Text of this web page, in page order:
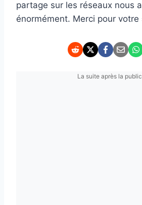
partage sur les réseaux nous
énormément. Merci pour votre
La suite après la